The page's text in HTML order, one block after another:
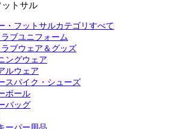
トサル
・フットサルカテゴリすべて
ブユニフォーム
ブウェア＆グッズ
ングウェア
ルウェア
スパイク・シューズ
ボール
バッグ